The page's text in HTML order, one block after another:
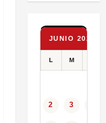
JUNIO 2025
L M
2 3